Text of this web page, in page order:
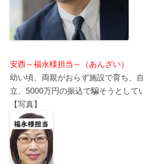
安西～福永様担当～（あんざい）
幼い頃、両親がおらず施設で育ち、
立、5000万円の振込で騙そうとして
【写真】